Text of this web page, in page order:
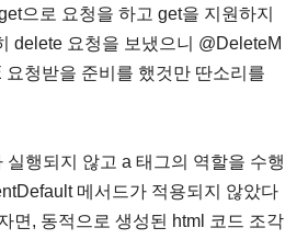
으로 요청을 하고 get을 지원하지
delete 요청을 보냈으니 @DeleteM
청받을 준비를 했것만 딴소리를
실행되지 않고 a 태그의 역할을 수행
메서드가 적용되지 않았다
면, 동적으로 생성된 html 코드 조각